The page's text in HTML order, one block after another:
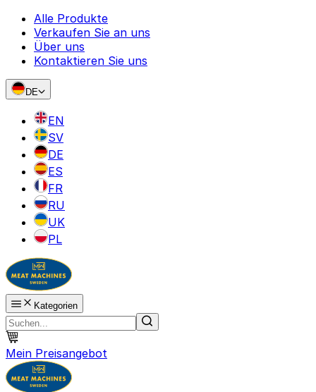
Alle Produkte
Verkaufen Sie an uns
Über uns
Kontaktieren Sie uns
DE
EN
SV
DE
ES
FR
RU
UK
PL
Kategorien
Mein Preisangebot